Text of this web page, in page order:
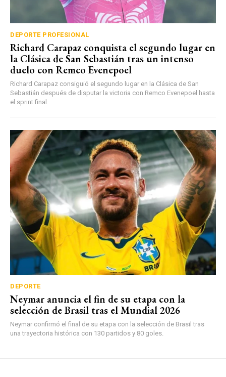
DEPORTE PROFESIONAL
Richard Carapaz conquista el segundo lugar en
la Clásica de San Sebastián tras un intenso
duelo con Remco Evenepoel
Richard Carapaz consiguió el segundo lugar en la Clásica de San
Sebastián después de disputar la victoria con Remco Evenepoel hasta
el sprint final.
DEPORTE
Neymar anuncia el fin de su etapa con la
selección de Brasil tras el Mundial 2026
Neymar confirmó el final de su etapa con la selección de Brasil tras
una trayectoria histórica con 130 partidos y 80 goles.